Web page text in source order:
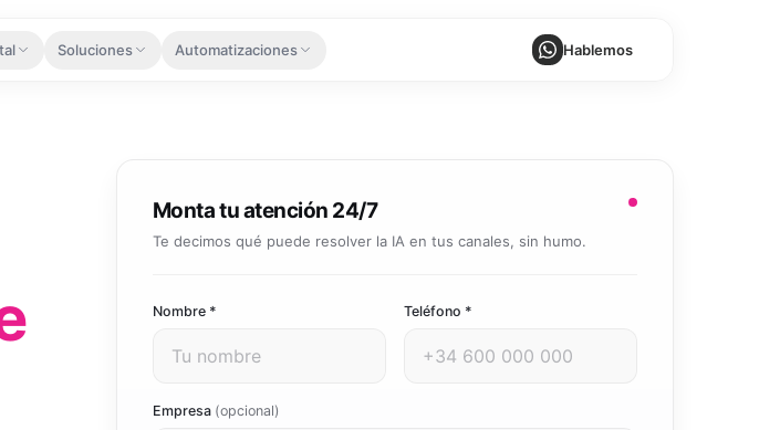
audiencia en Facebook e Instagram
la generación más activa
en Google orgánicamente
multicanal que maximiza inversión
Soluciones
Kit Digital
Hasta 29.000€ de subvención según el tamaño de
tu empresa
Conecta tus herramientas: CRM, ERP, pagos…
Desarrollo de APIs
APIs robustas para conectar y escalar
Automatizaciones
Automatización de Procesos
Flujos internos sin tareas repetitivas
Resuelve consultas y tickets con IA
Hablemos
Monta tu atención 24/7
Te decimos qué puede resolver la IA en tus canales, sin humo.
Nombre * Teléfono *
Empresa (opcional)